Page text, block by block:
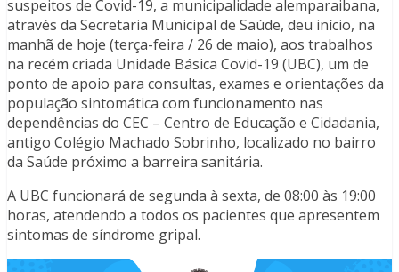
suspeitos de Covid-19, a municipalidade alemparaibana,
através da Secretaria Municipal de Saúde, deu início, na
manhã de hoje (terça-feira / 26 de maio), aos trabalhos
na recém criada Unidade Básica Covid-19 (UBC), um de
ponto de apoio para consultas, exames e orientações da
população sintomática com funcionamento nas
dependências do CEC – Centro de Educação e Cidadania,
antigo Colégio Machado Sobrinho, localizado no bairro
da Saúde próximo a barreira sanitária.
A UBC funcionará de segunda à sexta, de 08:00 às 19:00
horas, atendendo a todos os pacientes que apresentem
sintomas de síndrome gripal.